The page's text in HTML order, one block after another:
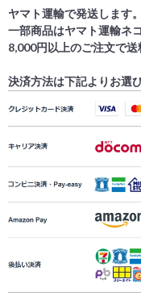
ヤマト運輸で発送します。
一部商品はヤマト運輸ネ
8,000円以上のご注文で送
決済方法は下記よりお選